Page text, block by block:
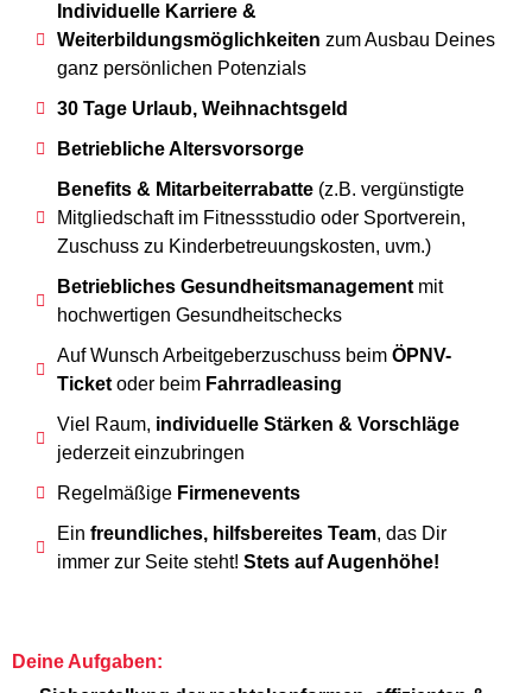
Individuelle Karriere &
Weiterbildungsmöglichkeiten zum Ausbau Deines
ganz persönlichen Potenzials
30 Tage Urlaub, Weihnachtsgeld
Betriebliche Altersvorsorge
Benefits & Mitarbeiterrabatte(z.B. vergünstigte
Mitgliedschaft im Fitnessstudio oder Sportverein,
Zuschuss zu Kinderbetreuungskosten, uvm.)
Betriebliches Gesundheitsmanagementmit
hochwertigen Gesundheitschecks
Auf Wunsch Arbeitgeberzuschuss beim ÖPNV-
Ticketoder beim Fahrradleasing
Viel Raum, individuelle Stärken & Vorschläge
jederzeit einzubringen
Regelmäßige Firmenevents
Ein freundliches, hilfsbereites Team, das Dir
immer zur Seite steht! Stets auf Augenhöhe!
Deine Aufgaben: